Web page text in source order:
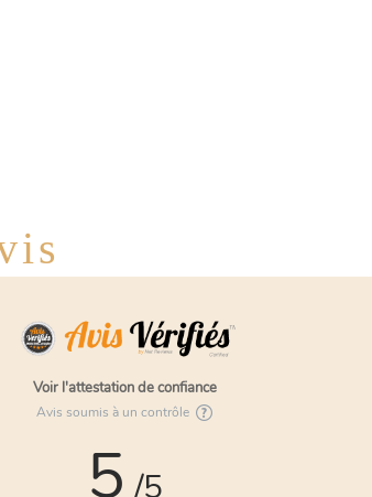
Voir l'attestation de confiance
Avis soumis à un contrôle
5 /5